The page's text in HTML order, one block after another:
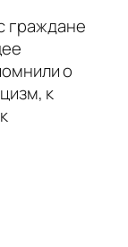
граждане
о
к